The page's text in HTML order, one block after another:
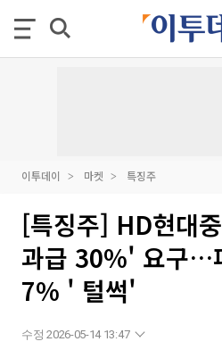
이투데이 마켓 특징주
[특징주] HD현대
과급 30%' 요구…
7% ' 털썩'
수정 2026-05-14 13:47